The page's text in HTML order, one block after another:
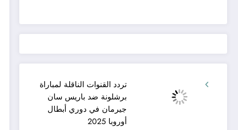
تردد القنوات الناقلة لمباراة
برشلونة ضد باريس سان
جيرمان في دوري أبطال
أوروبا 2025